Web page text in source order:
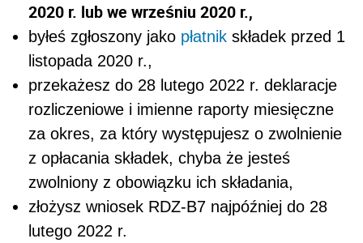
2020 r. lub we wrześniu 2020 r.,
byłeś zgłoszony jako płatnik składek przed 1
listopada 2020 r.,
przekażesz do 28 lutego 2022 r. deklaracje
rozliczeniowe i imienne raporty miesięczne
za okres, za który występujesz o zwolnienie
z opłacania składek, chyba że jesteś
zwolniony z obowiązku ich składania,
złożysz wniosek RDZ-B7 najpóźniej do 28
lutego 2022 r.